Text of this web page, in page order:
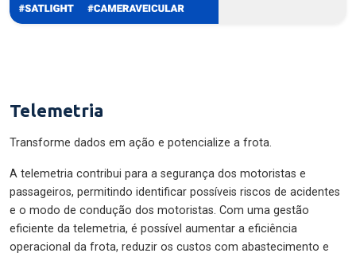
Telemetria
Transforme dados em ação e potencialize a frota.
A telemetria contribui para a segurança dos motoristas e
passageiros, permitindo identificar possíveis riscos de acidentes
e o modo de condução dos motoristas. Com uma gestão
eficiente da telemetria, é possível aumentar a eficiência
operacional da frota, reduzir os custos com abastecimento e